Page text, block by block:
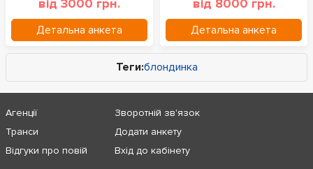
від 3000 грн.
Детальна анкета
від 8000 грн.
Детальна анкета
Теги:блондинка
Агенції
Транси
Відгуки про повій
Зворотній зв'язок
Додати анкету
Вхід до кабінету